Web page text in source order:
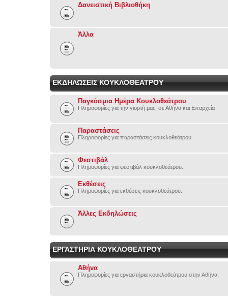
Δανειστική Βιβλιοθήκη
Άλλα
ΕΚΔΗΛΩΣΕΙΣ ΚΟΥΚΛΟΘΕΑΤΡΟΥ
Παγκόσμια Ημέρα Κουκλοθεάτρου
Πληροφορίες για την γιορτή μας! σε Αθήνα και Επαρχεία
Παραστάσεις
Πληροφορίες για παραστάσεις κουκλοθεάτρου.
Φεστιβάλ
Πληροφορίες για φεστιβάλ κουκλοθεάτρου.
Εκθέσεις
Πληροφορίες για εκθέσεις κουκλοθεάτρου.
Άλλες Εκδηλώσεις
ΕΡΓΑΣΤΗΡΙΑ ΚΟΥΚΛΟΘΕΑΤΡΟΥ
Αθήνα
Πληροφορίες για εργαστήρια κουκλοθεάτρου στην Αθήνα.